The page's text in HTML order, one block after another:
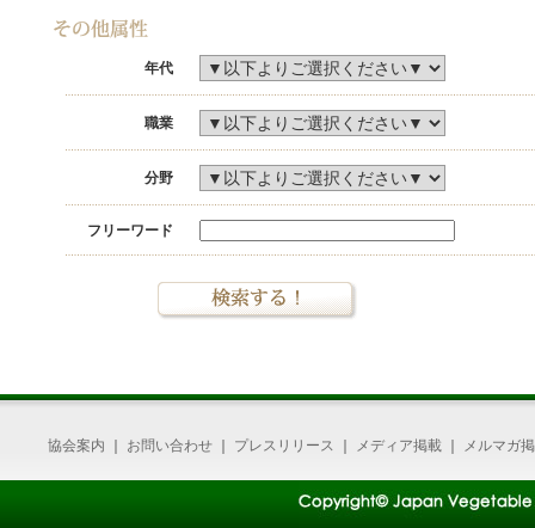
年代
職業
分野
フリーワード
協会案内 お問い合わせ プレスリリース メディア掲載 メルマガ